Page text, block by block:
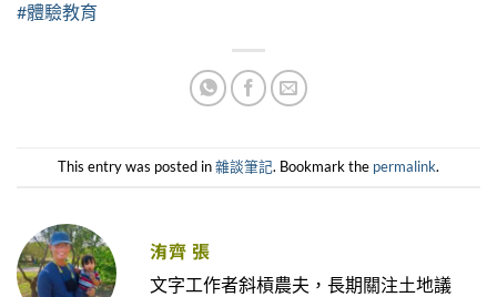
#體驗教育
This entry was posted in雜談筆記. Bookmark the permalink.
洧齊 張
文字工作者斜槓農夫，長期關注土地議